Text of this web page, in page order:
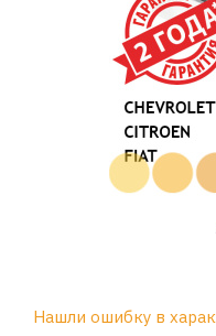
Нашли ошибку в